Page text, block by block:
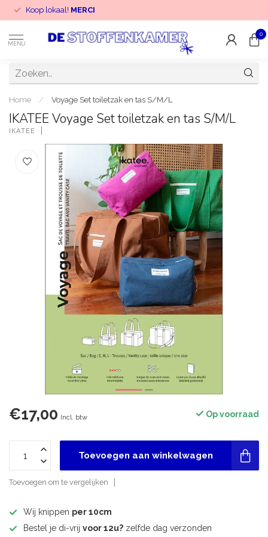
Koop lokaal! MERCI
MENU
0
Home / Voyage Set toiletzak en tas S/M/L
IKATEE Voyage Set toiletzak en tas S/M/L
IKATEE
€17,00 Incl. btw Op voorraad
Toevoegen aan winkelwagen
Toevoegen om te vergelijken
Wij knippen per 10cm
Bestel je di-vrij voor 12u? zelfde dag verzonden